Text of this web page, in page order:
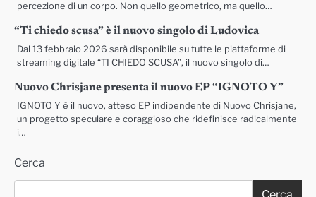
percezione di un corpo. Non quello geometrico, ma quello…
“Ti chiedo scusa” è il nuovo singolo di Ludovica
Dal 13 febbraio 2026 sarà disponibile su tutte le piattaforme di
streaming digitale “TI CHIEDO SCUSA”, il nuovo singolo di…
Nuovo Chrisjane presenta il nuovo EP “IGNOTO Y”
IGNOTO Y è il nuovo, atteso EP indipendente di Nuovo Chrisjane,
un progetto speculare e coraggioso che ridefinisce radicalmente
i…
Cerca